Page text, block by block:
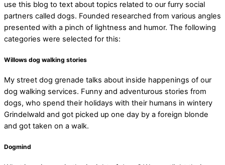
use this blog to text about topics related to our furry social
partners called dogs. Founded researched from various angles
presented with a pinch of lightness and humor. The following
categories were selected for this:
Willows dog walking stories
My street dog grenade talks about inside happenings of our
dog walking services. Funny and adventurous stories from
dogs, who spend their holidays with their humans in wintery
Grindelwald and got picked up one day by a foreign blonde
and got taken on a walk.
Dogmind